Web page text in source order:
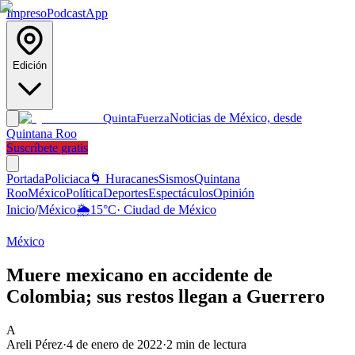
ImpresoPodcastApp
Edición
QuintaFuerzaNoticias de México, desde
Quintana Roo
Suscríbete gratis
PortadaPoliciaca 🌀 HuracanesSismosQuintana
RooMéxicoPolíticaDeportesEspectáculosOpinión
Inicio/México🌦️15°C· Ciudad de México
México
Muere mexicano en accidente de
Colombia; sus restos llegan a Guerrero
A
Areli Pérez·4 de enero de 2022·2 min de lectura